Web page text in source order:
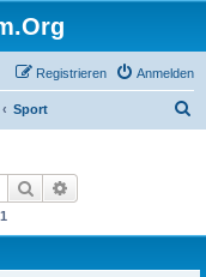
Anmelden
Registrieren
Sport
Suche
1